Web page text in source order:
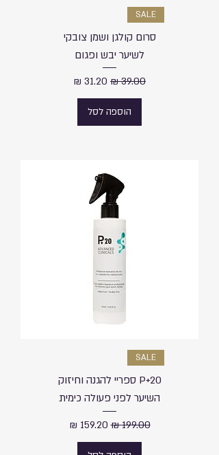
SALE
סרום קולגן ושמן צובקי
לשיער יבש ופגום
מחיר רגיל מחיר מבצע
הוספה לסל
SALE
P+20 ספריי להגנה וחיזוק
השיער לפני פעולה כימית
מחיר רגיל‏199.00 ‏₪ מחיר מבצע